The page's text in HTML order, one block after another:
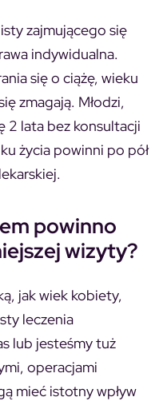
zajmującego się
indywidualna.
się o ciążę, wieku
zmagają. Młodzi,
2 lata bez konsultacji
życia powinni po pół
powinno
wizyty?
jak wiek kobiety,
leczenia
lub jesteśmy tuż
operacjami
mieć istotny wpływ